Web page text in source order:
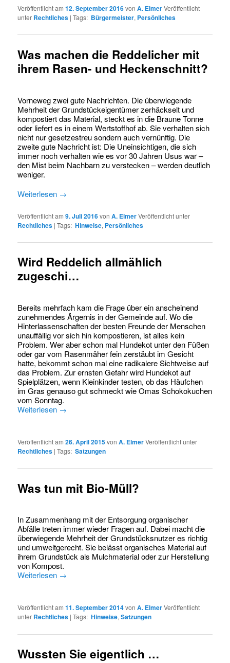
Veröffentlicht am12. September 2016vonA. ElmerVeröffentlicht
unter Rechtliches |Tags: Bürgermeister, Persönliches
Was machen die Reddelicher mit
ihrem Rasen- und Heckenschnitt?
Vorneweg zwei gute Nachrichten. Die überwiegende
Mehrheit der Grundstückeigentümer zerhäckselt und
kompostiert das Material, steckt es in die Braune Tonne
oder liefert es in einem Wertstoffhof ab. Sie verhalten sich
nicht nur gesetzestreu sondern auch vernünftig. Die
zweite gute Nachricht ist: Die Uneinsichtigen, die sich
immer noch verhalten wie es vor 30 Jahren Usus war –
den Mist beim Nachbarn zu verstecken – werden deutlich
weniger.
Weiterlesen →
Veröffentlicht am9. Juli 2016vonA. ElmerVeröffentlicht unter
Rechtliches |Tags: Hinweise, Persönliches
Wird Reddelich allmählich
zugeschi…
Bereits mehrfach kam die Frage über ein anscheinend
zunehmendes Ärgernis in der Gemeinde auf. Wo die
Hinterlassenschaften der besten Freunde der Menschen
unauffällig vor sich hin kompostieren, ist alles kein
Problem. Wer aber schon mal Hundekot unter den Füßen
oder gar vom Rasenmäher fein zerstäubt im Gesicht
hatte, bekommt schon mal eine radikalere Sichtweise auf
das Problem. Zur ernsten Gefahr wird Hundekot auf
Spielplätzen, wenn Kleinkinder testen, ob das Häufchen
im Gras genauso gut schmeckt wie Omas Schokokuchen
vom Sonntag.
Weiterlesen →
Veröffentlicht am26. April 2015vonA. ElmerVeröffentlicht unter
Rechtliches |Tags: Satzungen
Was tun mit Bio-Müll?
In Zusammenhang mit der Entsorgung organischer
Abfälle treten immer wieder Fragen auf. Dabei macht die
überwiegende Mehrheit der Grundstücksnutzer es richtig
und umweltgerecht. Sie belässt organisches Material auf
ihrem Grundstück als Mulchmaterial oder zur Herstellung
von Kompost.
Weiterlesen →
Veröffentlicht am11. September 2014vonA. ElmerVeröffentlicht
unter Rechtliches |Tags: Hinweise,Satzungen
Wussten Sie eigentlich …